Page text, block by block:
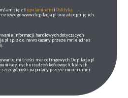
am się z Regulaminemi Polityką
www.depilacja.pl oraz akceptuję ich
informacji handlowych dotyczących
sp. z o.o. na wskazany przeze mnie adres
mi treści marketingowych Depilacja.pl
urządzeń końcowych, których
na podany przeze mnie numer